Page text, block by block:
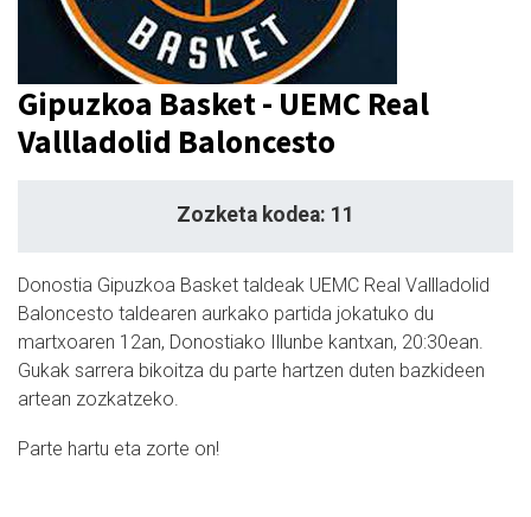
Gipuzkoa Basket - UEMC Real
Vallladolid Baloncesto
Zozketa kodea: 11
Donostia Gipuzkoa Basket taldeak UEMC Real Vallladolid
Baloncesto taldearen aurkako partida jokatuko du
martxoaren 12an, Donostiako Illunbe kantxan, 20:30ean.
Gukak sarrera bikoitza du parte hartzen duten bazkideen
artean zozkatzeko.
Parte hartu eta zorte on!